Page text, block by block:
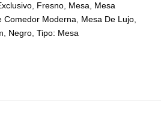
Fresno Mesa
Mesa
Comedor Moderna Mesa De Lujo
Negro Tipo: Mesa